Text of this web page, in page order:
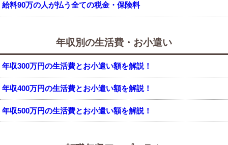
給料90万の人が払う全ての税金・保険料
年収別の生活費・お小遣い
年収300万円の生活費とお小遣い額を解説！
年収400万円の生活費とお小遣い額を解説！
年収500万円の生活費とお小遣い額を解説！